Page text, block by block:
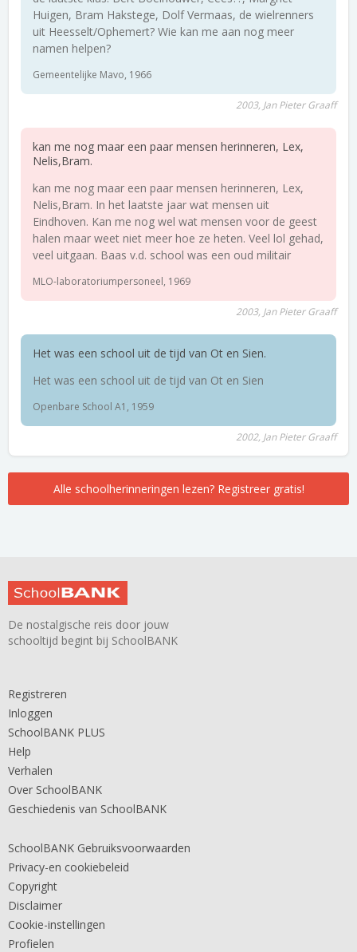
Huigen, Bram Hakstege, Dolf Vermaas, de wielrenners
uit Heesselt/Ophemert? Wie kan me aan nog meer
namen helpen?
Gemeentelijke Mavo, 1966
2003, Jan Pieter Graaff
kan me nog maar een paar mensen herinneren, Lex,
Nelis,Bram.
kan me nog maar een paar mensen herinneren, Lex,
Nelis,Bram. In het laatste jaar wat mensen uit
Eindhoven. Kan me nog wel wat mensen voor de geest
halen maar weet niet meer hoe ze heten. Veel lol gehad,
veel uitgaan. Baas v.d. school was een oud militair
MLO-laboratoriumpersoneel, 1969
2003, Jan Pieter Graaff
Het was een school uit de tijd van Ot en Sien.
Het was een school uit de tijd van Ot en Sien
Openbare School A1, 1959
2002, Jan Pieter Graaff
Alle schoolherinneringen lezen? Registreer gratis!
De nostalgische reis door jouw
schooltijd begint bij SchoolBANK
Registreren
Inloggen
SchoolBANK PLUS
Help
Verhalen
Over SchoolBANK
Geschiedenis van SchoolBANK
SchoolBANK Gebruiksvoorwaarden
Privacy-en cookiebeleid
Copyright
Disclaimer
Cookie-instellingen
Profielen